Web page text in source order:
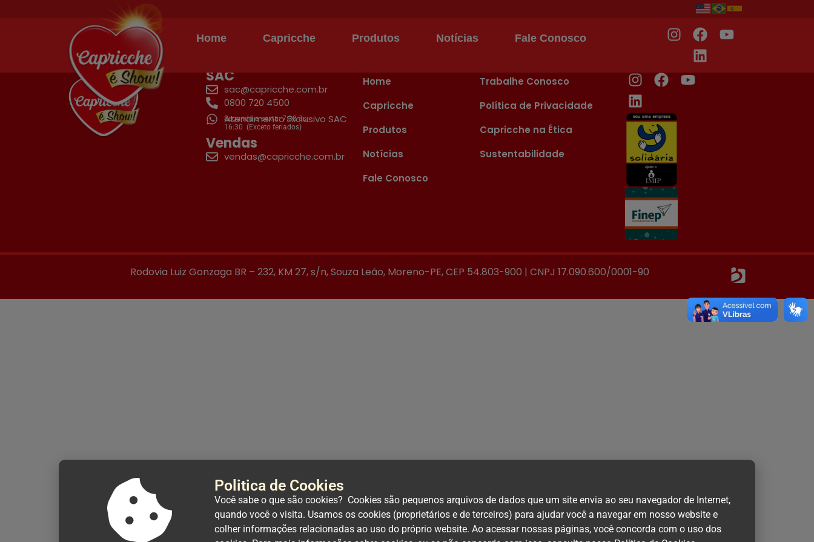
Home Capricche Produtos Notícias Fale Conosco
Autor:Andreza Silva
SAC
sac@capricche.com.br
0800 720 4500
Atendimento Exclusivo SAC
Segunda a sexta: 7:30 às
16:30 (Exceto feriados)
Vendas
vendas@capricche.com.br
Home
Capricche
Produtos
Notícias
Fale Conosco
Trabalhe Conosco
Política de Privacidade
Capricche na Ética
Sustentabilidade
Rodovia Luiz Gonzaga BR – 232, KM 27, s/n, Souza Leão, Moreno-PE, CEP 54.803-900 | CNPJ 17.090.600/0001-90
Politica de Cookies
Você sabe o que são cookies? Cookies são pequenos arquivos de dados que um site envia ao seu navegador de Internet,
quando você o visita. Usamos os cookies (proprietários e de terceiros) para ajudar você a navegar em nosso website e
colher informações relacionadas ao uso do próprio website. Ao acessar nossas páginas, você concorda com o uso dos